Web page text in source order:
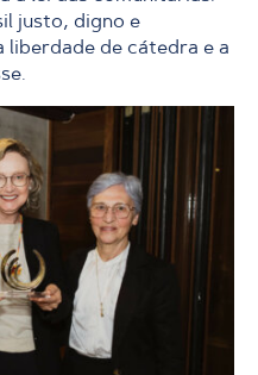
justo, digno e
de cátedra e a